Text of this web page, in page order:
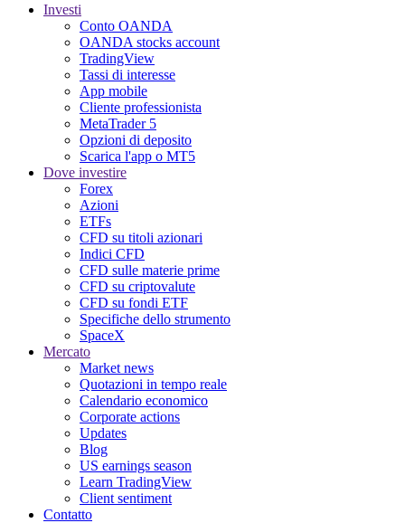
Investi
Conto OANDA
OANDA stocks account
TradingView
Tassi di interesse
App mobile
Cliente professionista
MetaTrader 5
Opzioni di deposito
Scarica l'app o MT5
Dove investire
Forex
Azioni
ETFs
CFD su titoli azionari
Indici CFD
CFD sulle materie prime
CFD su criptovalute
CFD su fondi ETF
Specifiche dello strumento
SpaceX
Mercato
Market news
Quotazioni in tempo reale
Calendario economico
Corporate actions
Updates
Blog
US earnings season
Learn TradingView
Client sentiment
Contatto